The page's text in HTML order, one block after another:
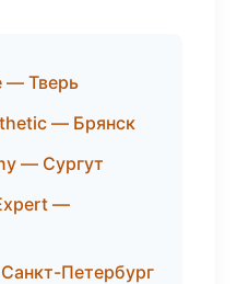
— Тверь
— Брянск
— Сургут
—
Петербург